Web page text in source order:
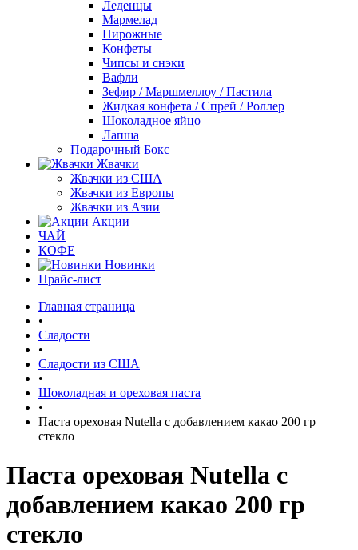
Леденцы
Мармелад
Пирожные
Конфеты
Чипсы и снэки
Вафли
Зефир / Маршмеллоу / Пастила
Жидкая конфета / Спрей / Роллер
Шоколадное яйцо
Лапша
Подарочный Бокс
Жвачки
Жвачки из США
Жвачки из Европы
Жвачки из Азии
Акции
ЧАЙ
КОФЕ
Новинки
Прайс-лист
Главная страница
•
Сладости
•
Сладости из США
•
Шоколадная и ореховая паста
•
Паста ореховая Nutella с добавлением какао 200 гр
стекло
Паста ореховая Nutella с
добавлением какао 200 гр
стекло